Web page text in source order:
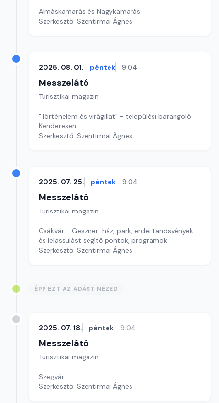
Almáskamarás és Nagykamarás
Szerkesztő: Szentirmai Ágnes
2025. 08. 01. péntek 9:04
Messzelátó
Turisztikai magazin
"Történelem és virágillat" - települési barangoló
Kenderesen
Szerkesztő: Szentirmai Ágnes
2025. 07. 25. péntek 9:04
Messzelátó
Turisztikai magazin
Csákvár - Geszner-ház, park, erdei tanösvények
és lelassulást segítő pontok, programok
Szerkesztő: Szentirmai Ágnes
ÉPP EZT AZ ADÁST NÉZED
2025. 07. 18. péntek 9:04
Messzelátó
Turisztikai magazin
Szegvár
Szerkesztő: Szentirmai Ágnes